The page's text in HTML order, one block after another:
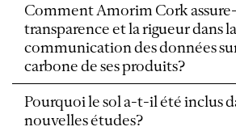
Comment Amorim Cork
transparence et la rigueur dans la
communication des données
carbone de ses produits?
Pourquoi le sol a-t-il été inclus
nouvelles études?